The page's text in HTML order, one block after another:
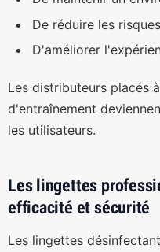
De réduire les
D'améliorer
Les distributeurs placés
d'entraînement
les utilisateurs.
Les lingettes
efficacité et sécurité
Les lingettes